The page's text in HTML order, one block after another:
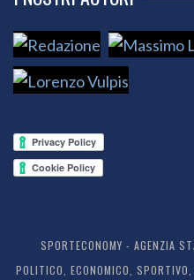
SPORTECONOMY - AGENZIA
POLITICO, ECONOMICO,